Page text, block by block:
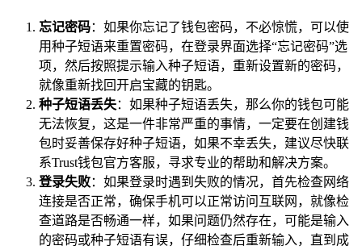
忘记密码：如果你忘记了钱包密码，不必惊慌，可以使
用种子短语来重置密码，在登录界面选择“忘记密码”选
项，然后按照提示输入种子短语，重新设置新的密码，
就像重新找回开启宝藏的钥匙。
种子短语丢失：如果种子短语丢失，那么你的钱包可能
无法恢复，这是一件非常严重的事情，一定要在创建钱
包时妥善保存好种子短语，如果不幸丢失，建议尽快联
系Trust钱包官方客服，寻求专业的帮助和解决方案。
登录失败：如果登录时遇到失败的情况，首先检查网络
连接是否正常，确保手机可以正常访问互联网，就像检
查道路是否畅通一样，如果问题仍然存在，可能是输入
的密码或种子短语有误，仔细检查后重新输入，直到成